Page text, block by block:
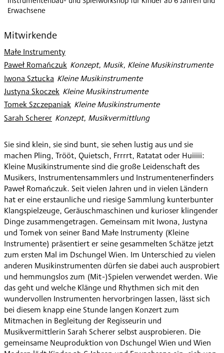
Erwachsene
Mitwirkende
Małe Instrumenty
Paweł Romańczuk
: Konzept, Musik, Kleine Musikinstrumente
Iwona Sztucka: Kleine Musikinstrumente
Justyna Skoczek
: Kleine Musikinstrumente
Tomek Szczepaniak
: Kleine Musikinstrumente
Sarah Scherer
: Konzept, Musikvermittlung
Sie sind klein, sie sind bunt, sie sehen lustig aus und sie
machen Pling, Trööt, Quietsch, Frrrrt, Ratatat oder Huiiiii:
Kleine Musikinstrumente sind die große Leidenschaft des
Musikers, Instrumentensammlers und Instrumentenerfinders
Paweł Romańczuk. Seit vielen Jahren und in vielen Ländern
hat er eine erstaunliche und riesige Sammlung kunterbunter
Klangspielzeuge, Geräuschmaschinen und kurioser klingender
Dinge zusammengetragen. Gemeinsam mit Iwona, Justyna
und Tomek von seiner Band Małe Instrumenty (Kleine
Instrumente) präsentiert er seine gesammelten Schätze jetzt
zum ersten Mal im Dschungel Wien. Im Unterschied zu vielen
anderen Musikinstrumenten dürfen sie dabei auch ausprobiert
und hemmungslos zum (Mit-)Spielen verwendet werden. Wie
das geht und welche Klänge und Rhythmen sich mit den
wundervollen Instrumenten hervorbringen lassen, lässt sich
bei diesem knapp eine Stunde langen Konzert zum
Mitmachen in Begleitung der Regisseurin und
Musikvermittlerin Sarah Scherer selbst ausprobieren. Die
gemeinsame Neuproduktion von Dschungel Wien und Wien